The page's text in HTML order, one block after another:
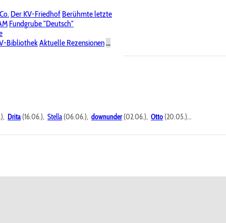
Der KV-Friedhof Berühmte letzte
Fundgrube "Deutsch"
BibliothekAktuelle Rezensionen...
Drita (16.06.), Stella (06.06.), downunder(02.06.), Otto (20.05.)...